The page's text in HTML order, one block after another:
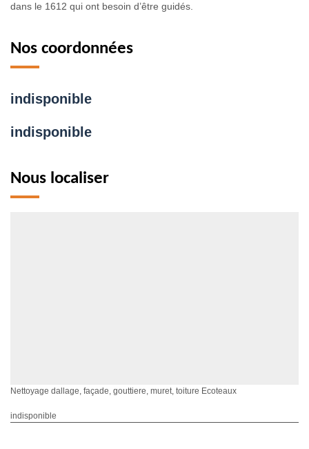
dans le 1612 qui ont besoin d’être guidés.
Nos coordonnées
indisponible
indisponible
Nous localiser
Nettoyage dallage, façade, gouttiere, muret, toiture Ecoteaux
indisponible